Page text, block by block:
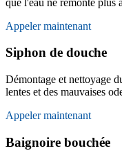
Appeler maintenant
Siphon de douche
Démontage et nettoyage
lentes et des mauvaises
Appeler maintenant
Baignoire bouchée